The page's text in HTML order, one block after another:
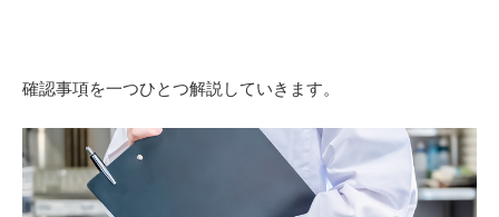
確認事項を一つひとつ解説していきます。